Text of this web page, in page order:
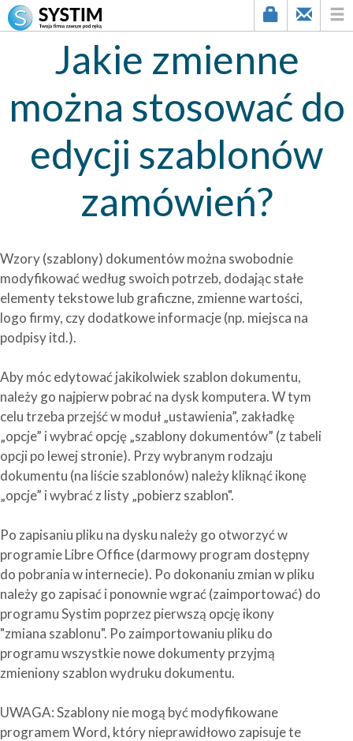
Jakie zmienne
można stosować do
edycji szablonów
zamówień?
Wzory (szablony) dokumentów można swobodnie
modyfikować według swoich potrzeb, dodając stałe
elementy tekstowe lub graficzne, zmienne wartości,
logo firmy, czy dodatkowe informacje (np. miejsca na
podpisy itd.).
Aby móc edytować jakikolwiek szablon dokumentu,
należy go najpierw pobrać na dysk komputera. W tym
celu trzeba przejść w moduł „ustawienia”, zakładkę
„opcje” i wybrać opcję „szablony dokumentów” (z tabeli
opcji po lewej stronie). Przy wybranym rodzaju
dokumentu (na liście szablonów) należy kliknąć ikonę
„opcje” i wybrać z listy „pobierz szablon".
Po zapisaniu pliku na dysku należy go otworzyć w
programie Libre Office (darmowy program dostępny
do pobrania w internecie). Po dokonaniu zmian w pliku
należy go zapisać i ponownie wgrać (zaimportować) do
programu Systim poprzez pierwszą opcję ikony
"zmiana szablonu". Po zaimportowaniu pliku do
programu wszystkie nowe dokumenty przyjmą
zmieniony szablon wydruku dokumentu.
UWAGA: Szablony nie mogą być modyfikowane
programem Word, który nieprawidłowo zapisuje te